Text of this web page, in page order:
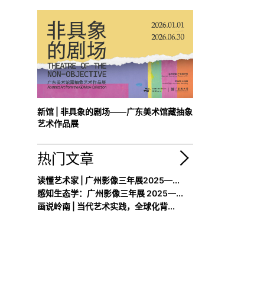
新馆 | 非具象的剧场——广东美术馆藏抽象
艺术作品展
热门文章
读懂艺术家 | 广州影像三年展2025—...
感知生态学：广州影像三年展 2025—...
画说岭南 | 当代艺术实践，全球化背...